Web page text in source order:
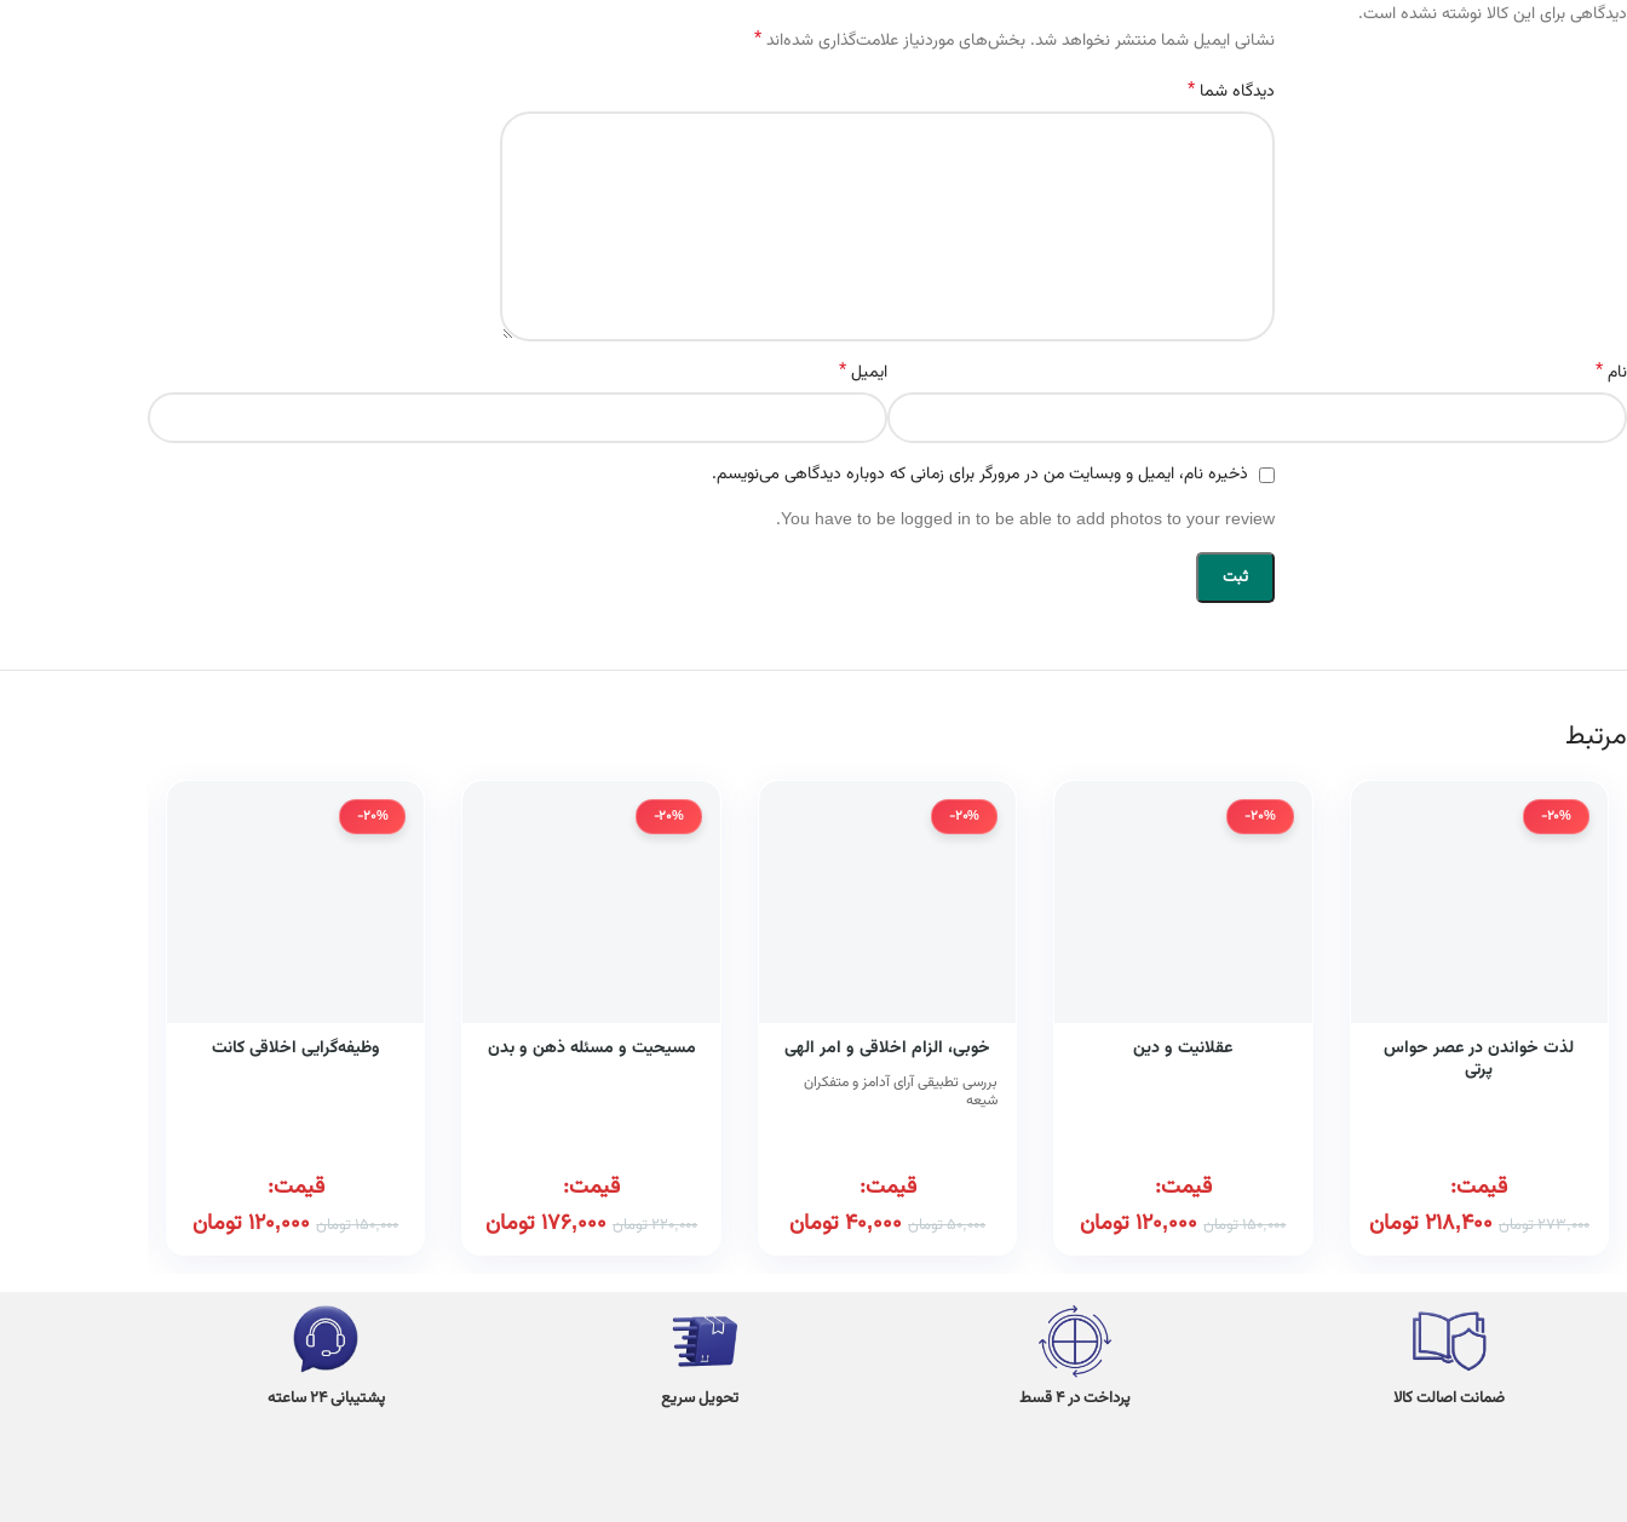
دیدگاهی برای این کالا نوشته نشده است.
نشانی ایمیل شما منتشر نخواهد شد. بخش‌های موردنیاز علامت‌گذاری شده‌اند*
دیدگاه شما *
نام* ایمیل*
ذخیره نام، ایمیل و وبسایت من در مرورگر برای زمانی که دوباره دیدگاهی می‌نویسم.
You have to be logged in to be able to add photos to your review.
مرتبط
-20%
لذت خواندن در عصر حواس
پرتی
قیمت:
273,000تومان 218,400تومان
-20%
عقلانیت و دین
قیمت:
150,000تومان 120,000تومان
-20%
خوبی، الزام اخلاقی و امر الهی
بررسی تطبیقی آرای آدامز و متفکران
شیعه
قیمت:
50,000تومان 40,000تومان
-20%
مسیحیت و مسئله ذهن و بدن
قیمت:
220,000تومان 176,000تومان
-20%
وظیفه‌گرایی اخلاقی کانت
قیمت:
150,000تومان 120,000تومان
ضمانت اصالت کالا پرداخت در 4 قسط تحویل سریع پشتیبانی 24 ساعته